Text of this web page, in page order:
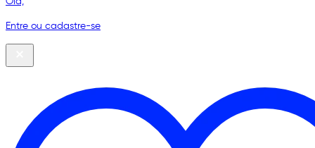
Entre ou cadastre-se